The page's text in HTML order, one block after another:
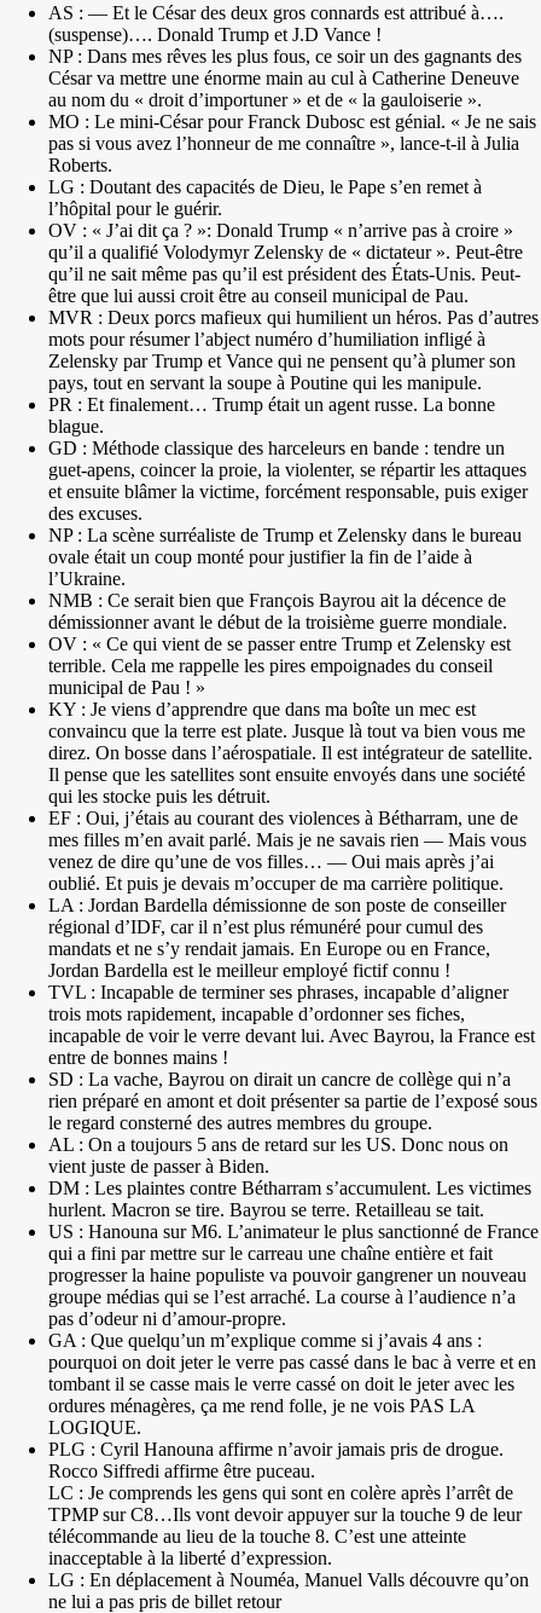
AS : — Et le César des deux gros connards est attribué à….
(suspense)…. Donald Trump et J.D Vance !
NP : Dans mes rêves les plus fous, ce soir un des gagnants des
César va mettre une énorme main au cul à Catherine Deneuve
au nom du « droit d’importuner » et de « la gauloiserie ».
MO : Le mini-César pour Franck Dubosc est génial. « Je ne sais
pas si vous avez l’honneur de me connaître », lance-t-il à Julia
Roberts.
LG : Doutant des capacités de Dieu, le Pape s’en remet à
l’hôpital pour le guérir.
OV : « J’ai dit ça ? »: Donald Trump « n’arrive pas à croire »
qu’il a qualifié Volodymyr Zelensky de « dictateur ». Peut-être
qu’il ne sait même pas qu’il est président des États-Unis. Peut-
être que lui aussi croit être au conseil municipal de Pau.
MVR : Deux porcs mafieux qui humilient un héros. Pas d’autres
mots pour résumer l’abject numéro d’humiliation infligé à
Zelensky par Trump et Vance qui ne pensent qu’à plumer son
pays, tout en servant la soupe à Poutine qui les manipule.
PR : Et finalement… Trump était un agent russe. La bonne
blague.
GD : Méthode classique des harceleurs en bande : tendre un
guet-apens, coincer la proie, la violenter, se répartir les attaques
et ensuite blâmer la victime, forcément responsable, puis exiger
des excuses.
NP : La scène surréaliste de Trump et Zelensky dans le bureau
ovale était un coup monté pour justifier la fin de l’aide à
l’Ukraine.
NMB : Ce serait bien que François Bayrou ait la décence de
démissionner avant le début de la troisième guerre mondiale.
OV : « Ce qui vient de se passer entre Trump et Zelensky est
terrible. Cela me rappelle les pires empoignades du conseil
municipal de Pau ! »
KY : Je viens d’apprendre que dans ma boîte un mec est
convaincu que la terre est plate. Jusque là tout va bien vous me
direz. On bosse dans l’aérospatiale. Il est intégrateur de satellite.
Il pense que les satellites sont ensuite envoyés dans une société
qui les stocke puis les détruit.
EF : Oui, j’étais au courant des violences à Bétharram, une de
mes filles m’en avait parlé. Mais je ne savais rien — Mais vous
venez de dire qu’une de vos filles… — Oui mais après j’ai
oublié. Et puis je devais m’occuper de ma carrière politique.
LA : Jordan Bardella démissionne de son poste de conseiller
régional d’IDF, car il n’est plus rémunéré pour cumul des
mandats et ne s’y rendait jamais. En Europe ou en France,
Jordan Bardella est le meilleur employé fictif connu !
TVL : Incapable de terminer ses phrases, incapable d’aligner
trois mots rapidement, incapable d’ordonner ses fiches,
incapable de voir le verre devant lui. Avec Bayrou, la France est
entre de bonnes mains !
SD : La vache, Bayrou on dirait un cancre de collège qui n’a
rien préparé en amont et doit présenter sa partie de l’exposé sous
le regard consterné des autres membres du groupe.
AL : On a toujours 5 ans de retard sur les US. Donc nous on
vient juste de passer à Biden.
DM : Les plaintes contre Bétharram s’accumulent. Les victimes
hurlent. Macron se tire. Bayrou se terre. Retailleau se tait.
US : Hanouna sur M6. L’animateur le plus sanctionné de France
qui a fini par mettre sur le carreau une chaîne entière et fait
progresser la haine populiste va pouvoir gangrener un nouveau
groupe médias qui se l’est arraché. La course à l’audience n’a
pas d’odeur ni d’amour-propre.
GA : Que quelqu’un m’explique comme si j’avais 4 ans :
pourquoi on doit jeter le verre pas cassé dans le bac à verre et en
tombant il se casse mais le verre cassé on doit le jeter avec les
ordures ménagères, ça me rend folle, je ne vois PAS LA
LOGIQUE.
PLG : Cyril Hanouna affirme n’avoir jamais pris de drogue.
Rocco Siffredi affirme être puceau.
LC : Je comprends les gens qui sont en colère après l’arrêt de
TPMP sur C8…Ils vont devoir appuyer sur la touche 9 de leur
télécommande au lieu de la touche 8. C’est une atteinte
inacceptable à la liberté d’expression.
LG : En déplacement à Nouméa, Manuel Valls découvre qu’on
ne lui a pas pris de billet retour